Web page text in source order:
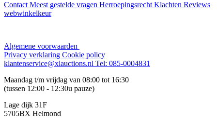
Contact Meest gestelde vragen Herroepingsrecht Klachten Reviews
webwinkelkeur
Algemene voorwaarden
Privacy verklaring Cookie policy
klantenservice@xlauctions.nl Tel: 085-0004831
Maandag t/m vrijdag van 08:00 tot 16:30
(tussen 12:00 - 12:30u pauze)
Lage dijk 31F
5705BX Helmond